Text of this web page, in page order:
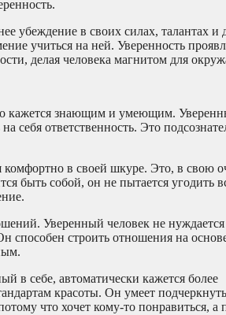
убеждение в своих силах, талантах и
учиться на ней. Уверенность
делая человека магнитом для
кажется знающим и умеющим.
себя ответственность. Это
комфортно в своей шкуре. Это, в свою
быть собой, он не пытается угодить
Уверенный человек не
способен строить отношения на
в себе, автоматически кажется более
красоты. Он умеет
что хочет кому-то понравиться, а